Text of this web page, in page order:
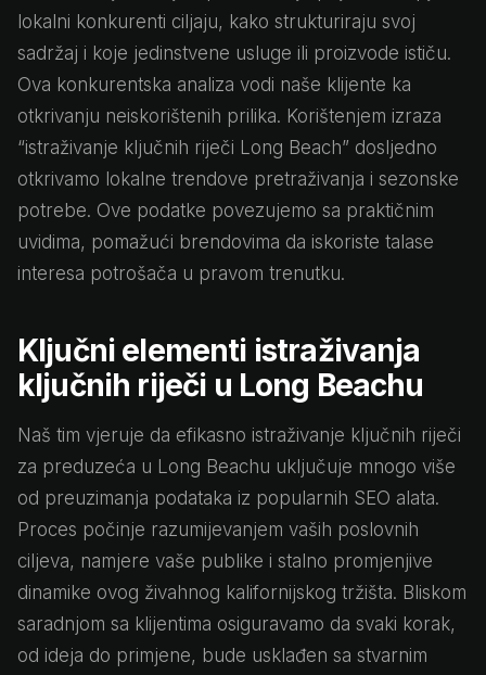
lokalni konkurenti ciljaju, kako strukturiraju svoj
sadržaj i koje jedinstvene usluge ili proizvode ističu.
Ova konkurentska analiza vodi naše klijente ka
otkrivanju neiskorištenih prilika. Korištenjem izraza
“istraživanje ključnih riječi Long Beach” dosljedno
otkrivamo lokalne trendove pretraživanja i sezonske
potrebe. Ove podatke povezujemo sa praktičnim
uvidima, pomažući brendovima da iskoriste talase
interesa potrošača u pravom trenutku.
Ključni elementi istraživanja
ključnih riječi u Long Beachu
Naš tim vjeruje da efikasno istraživanje ključnih riječi
za preduzeća u Long Beachu uključuje mnogo više
od preuzimanja podataka iz popularnih SEO alata.
Proces počinje razumijevanjem vaših poslovnih
ciljeva, namjere vaše publike i stalno promjenjive
dinamike ovog živahnog kalifornijskog tržišta. Bliskom
saradnjom sa klijentima osiguravamo da svaki korak,
od ideja do primjene, bude usklađen sa stvarnim